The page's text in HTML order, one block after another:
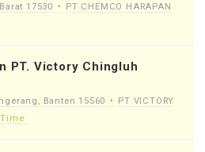
17530
PT CHEMCO HARAPAN
PT. Victory Chingluh
Banten 15560
PT VICTORY